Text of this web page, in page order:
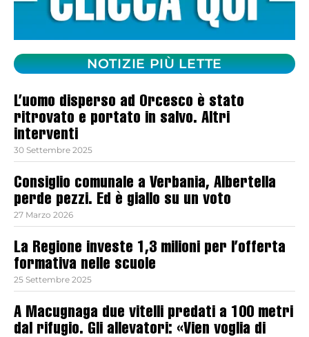
NOTIZIE PIÙ LETTE
L’uomo disperso ad Orcesco è stato
ritrovato e portato in salvo. Altri
interventi
30 Settembre 2025
Consiglio comunale a Verbania, Albertella
perde pezzi. Ed è giallo su un voto
27 Marzo 2026
La Regione investe 1,3 milioni per l’offerta
formativa nelle scuole
25 Settembre 2025
A Macugnaga due vitelli predati a 100 metri
dal rifugio. Gli allevatori: «Vien voglia di